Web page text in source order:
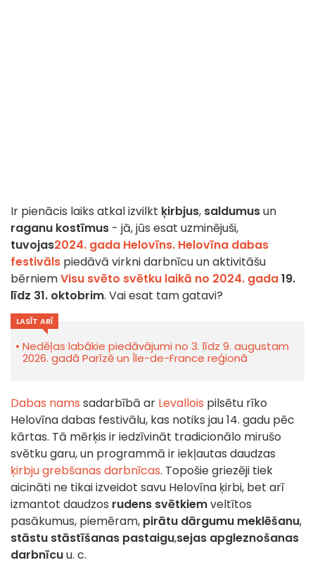
Ir pienācis laiks atkal izvilkt ķirbjus, saldumusun
raganu kostīmus - jā, jūs esat uzminējuši,
tuvojas2024. gada Helovīns. Helovīna dabas
festivāls piedāvā virkni darbnīcu un aktivitāšu
bērniemVisu svēto svētku laikā no 2024. gada19.
līdz 31. oktobrim. Vai esat tam gatavi?
LASĪT ARĪ
Nedēļas labākie piedāvājumi no 3. līdz 9. augustam
2026. gadā Parīzē un Île-de-France reģionā
Dabas nams sadarbībā ar Levallois pilsētu rīko
Helovīna dabas festivālu, kas notiks jau 14. gadu pēc
kārtas. Tā mērķis ir iedzīvināt tradicionālo mirušo
svētku garu, un programmā ir iekļautas daudzas
ķirbju grebšanas darbnīcas. Topošie griezēji tiek
aicināti ne tikai izveidot savu Helovīna ķirbi, bet arī
izmantot daudzos rudens svētkiemveltītos
pasākumus, piemēram, pirātu dārgumu meklēšanu,
stāstu stāstīšanas pastaigu,sejas apgleznošanas
darbnīcuu. c.